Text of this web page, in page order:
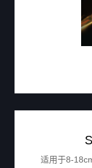
适用于8-